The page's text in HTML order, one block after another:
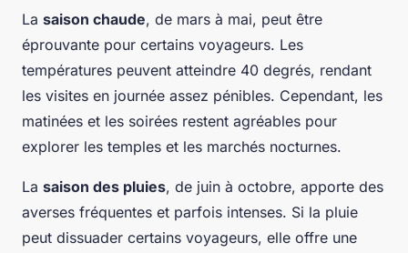
La saison chaude, de mars à mai, peut être
éprouvante pour certains voyageurs. Les
températures peuvent atteindre 40 degrés, rendant
les visites en journée assez pénibles. Cependant, les
matinées et les soirées restent agréables pour
explorer les temples et les marchés nocturnes.
La saison des pluies, de juin à octobre, apporte des
averses fréquentes et parfois intenses. Si la pluie
peut dissuader certains voyageurs, elle offre une